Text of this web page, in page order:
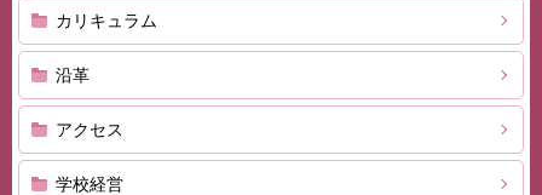
カリキュラム
沿革
アクセス
学校経営